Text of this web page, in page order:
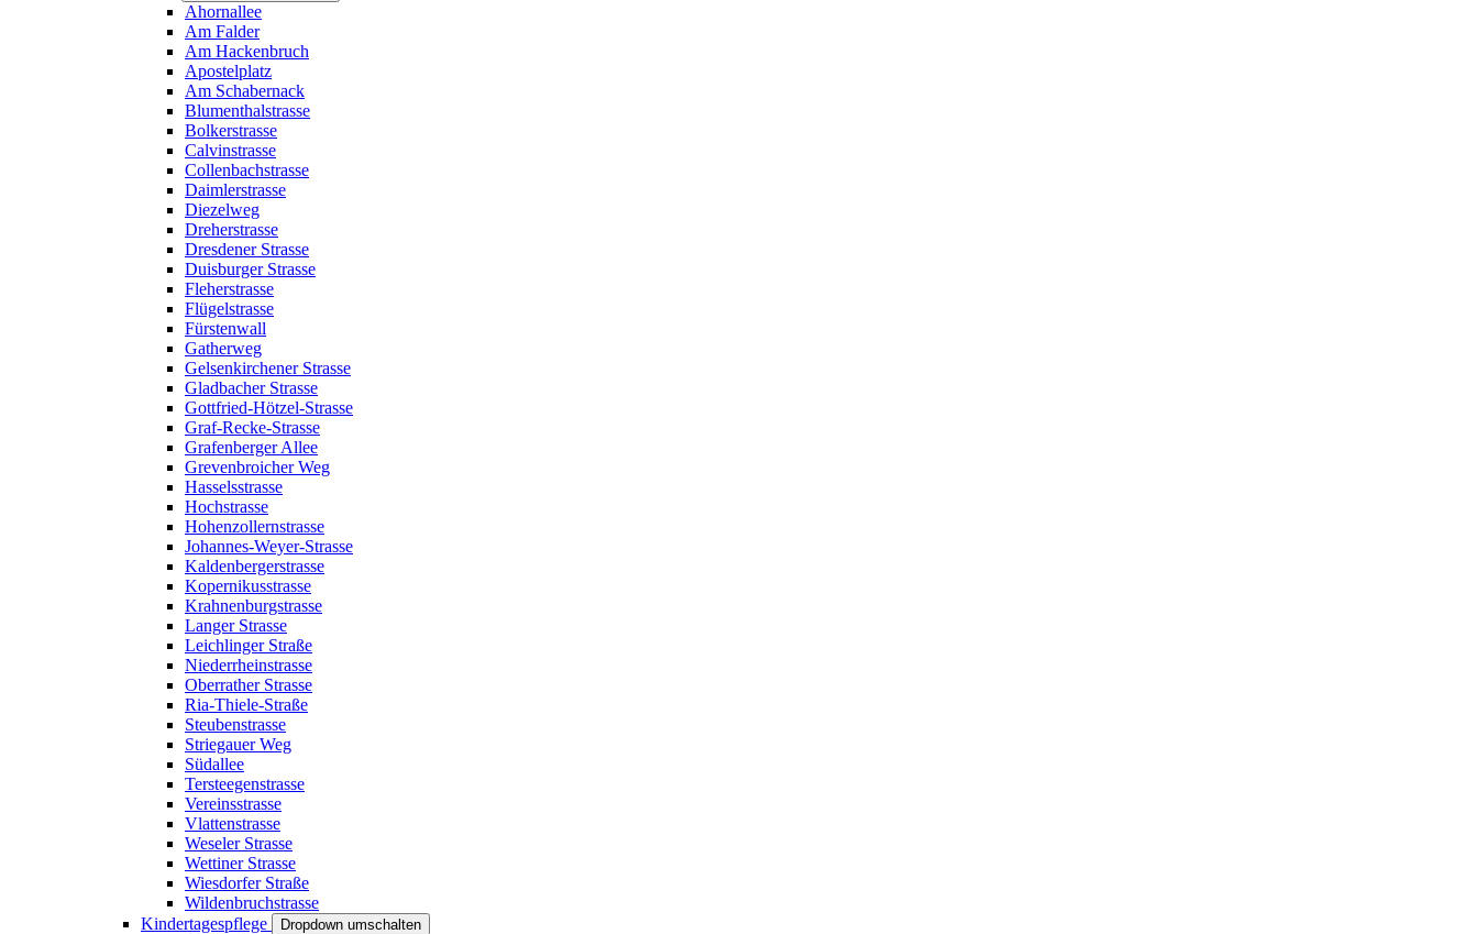
Ahornallee
Am Falder
Am Hackenbruch
Apostelplatz
Am Schabernack
Blumenthalstrasse
Bolkerstrasse
Calvinstrasse
Collenbachstrasse
Daimlerstrasse
Diezelweg
Dreherstrasse
Dresdener Strasse
Duisburger Strasse
Fleherstrasse
Flügelstrasse
Fürstenwall
Gatherweg
Gelsenkirchener Strasse
Gladbacher Strasse
Gottfried-Hötzel-Strasse
Graf-Recke-Strasse
Grafenberger Allee
Grevenbroicher Weg
Hasselsstrasse
Hochstrasse
Hohenzollernstrasse
Johannes-Weyer-Strasse
Kaldenbergerstrasse
Kopernikusstrasse
Krahnenburgstrasse
Langer Strasse
Leichlinger Straße
Niederrheinstrasse
Oberrather Strasse
Ria-Thiele-Straße
Steubenstrasse
Striegauer Weg
Südallee
Tersteegenstrasse
Vereinsstrasse
Vlattenstrasse
Weseler Strasse
Wettiner Strasse
Wiesdorfer Straße
Wildenbruchstrasse
Kindertagespflege
Dropdown umschalten